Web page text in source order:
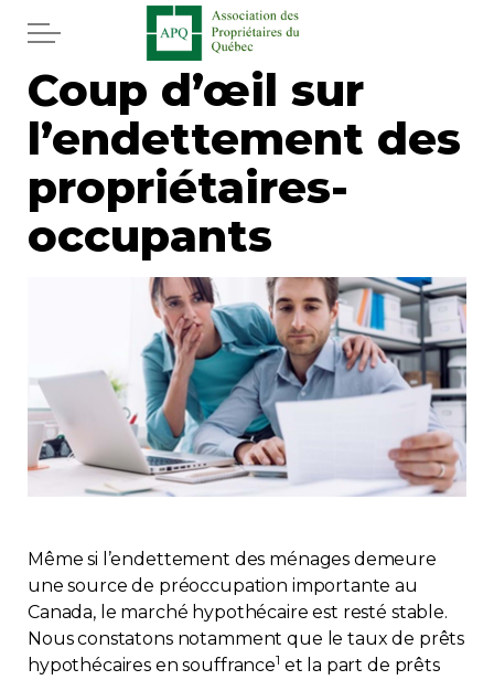
Aller au contenu principal
Accueil
Services
Actualités
Mot de l'éditeur
Divers
Réglementation
Copropriété
Coup d’œil sur
l’endettement des
propriétaires-
occupants
Même si l’endettement des ménages demeure
une source de préoccupation importante au
Canada, le marché hypothécaire est resté stable.
Nous constatons notamment que le taux de prêts
hypothécaires en souffrance1 et la part de prêts